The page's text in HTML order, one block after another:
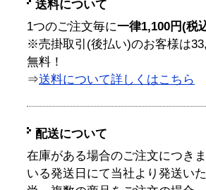
送料について
1つのご注文毎に一律1,100円(税
※売掛取引(後払い)のお客様は
無料！
⇒送料について詳しくはこちら
配送について
在庫がある場合のご注文につき
いる発送日にて当社より発送い